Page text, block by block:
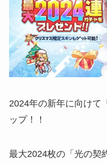
2024年の新年に向けて
ップ！！
最大2024枚の「光の契